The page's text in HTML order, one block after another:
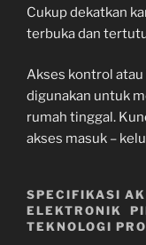
Cukup dekatkan
terbuka dan
Akses kontrol
digunakan untuk
rumah tinggal.
akses masuk –
SPECIFIKASI
ELEKTRONIK
TEKNOLOGI